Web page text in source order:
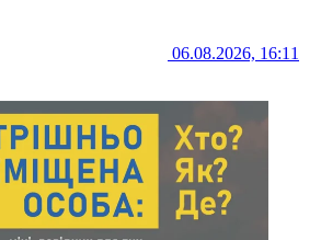
06.08.2026, 16:11